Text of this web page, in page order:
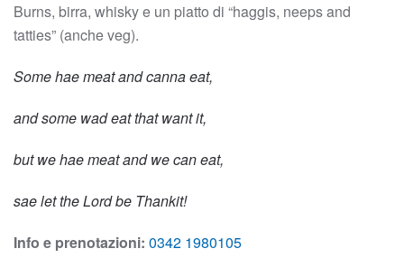
Burns, birra, whisky e un piatto di “haggis, neeps and
tatties” (anche veg).
Some hae meat and canna eat,
and some wad eat that want it,
but we hae meat and we can eat,
sae let the Lord be Thankit!
Info e prenotazioni: 0342 1980105